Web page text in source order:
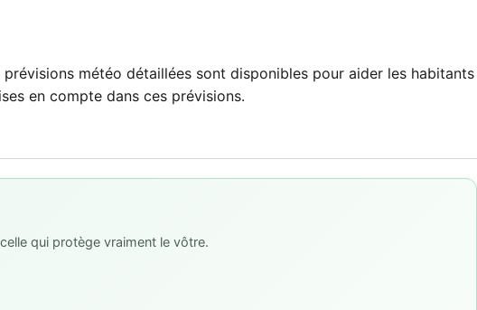
météo détaillées sont disponibles pour aider les habitants
en compte dans ces prévisions.
qui protège vraiment le vôtre.